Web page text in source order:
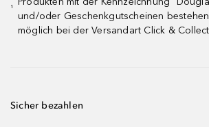
¹
und/oder Geschenkgutscheinen
möglich bei der Versandart Click &
Sicher bezahlen